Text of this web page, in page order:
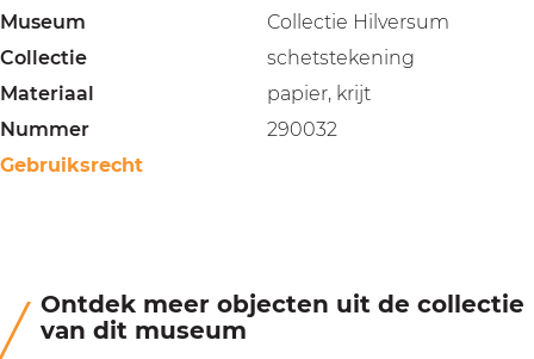
Museum
Collectie Hilversum
Collectie
schetstekening
Materiaal
papier, krijt
Nummer
290032
Gebruiksrecht
Ontdek meer objecten uit de collectie
van dit museum